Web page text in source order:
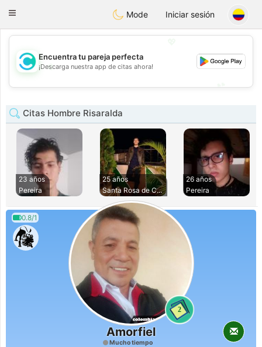
olombiaCitas
Toggle
Mode Iniciar sesión
💖
💕
Encuentra tu pareja perfecta
¡Descarga nuestra app de citas ahora!
Citas Hombre Risaralda
23 años
Pereira
25 años
Santa Rosa de Caba
26 años
Pereira
0.8/1
2
Amorfiel
Mucho tiempo